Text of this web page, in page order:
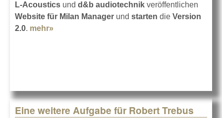
L-Acoustics und d&b audiotechnik veröffentlichen
Website für Milan Manager und starten die Version
2.0. mehr»
Eine weitere Aufgabe für Robert Trebus